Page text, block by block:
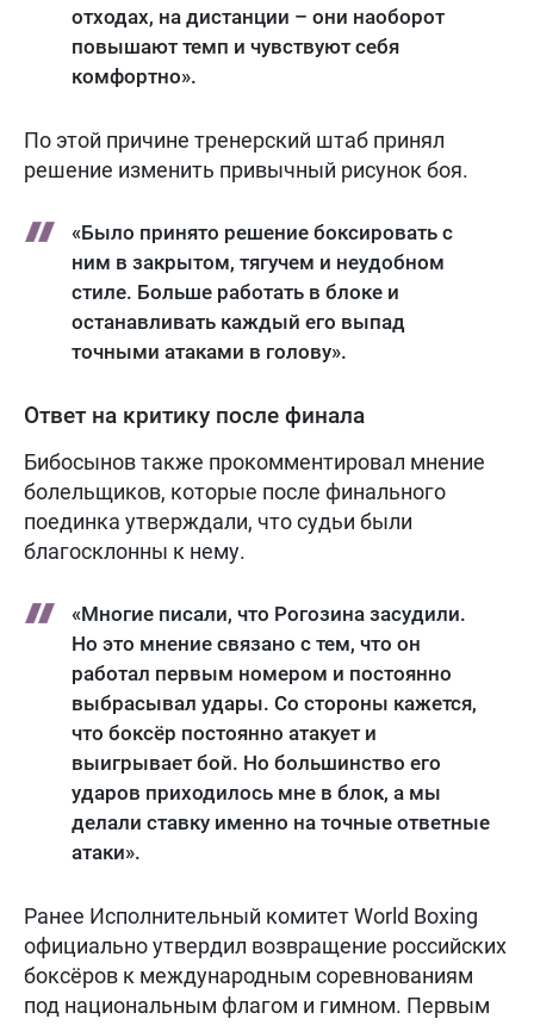
отходах, на дистанции – они наоборот
повышают темп и чувствуют себя
комфортно».
По этой причине тренерский штаб принял
решение изменить привычный рисунок боя.
«Было принято решение боксировать с
ним в закрытом, тягучем и неудобном
стиле. Больше работать в блоке и
останавливать каждый его выпад
точными атаками в голову».
Ответ на критику после финала
Бибосынов также прокомментировал мнение
болельщиков, которые после финального
поединка утверждали, что судьи были
благосклонны к нему.
«Многие писали, что Рогозина засудили.
Но это мнение связано с тем, что он
работал первым номером и постоянно
выбрасывал удары. Со стороны кажется,
что боксёр постоянно атакует и
выигрывает бой. Но большинство его
ударов приходилось мне в блок, а мы
делали ставку именно на точные ответные
атаки».
Ранее Исполнительный комитет World Boxing
официально утвердил возвращение российских
боксёров к международным соревнованиям
под национальным флагом и гимном. Первым